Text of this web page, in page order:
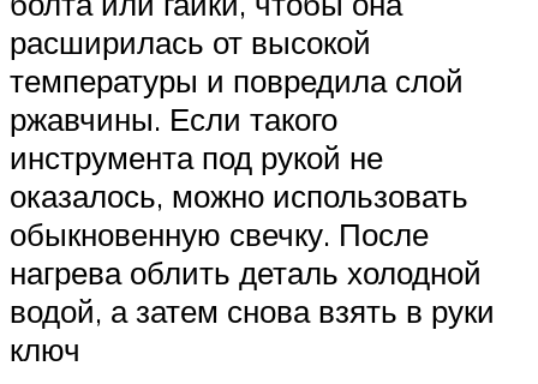
расширилась от высокой
температуры и повредила слой
ржавчины. Если такого
инструмента под рукой не
оказалось, можно использовать
обыкновенную свечку. После
нагрева облить деталь холодной
водой, а затем снова взять в руки
ключ